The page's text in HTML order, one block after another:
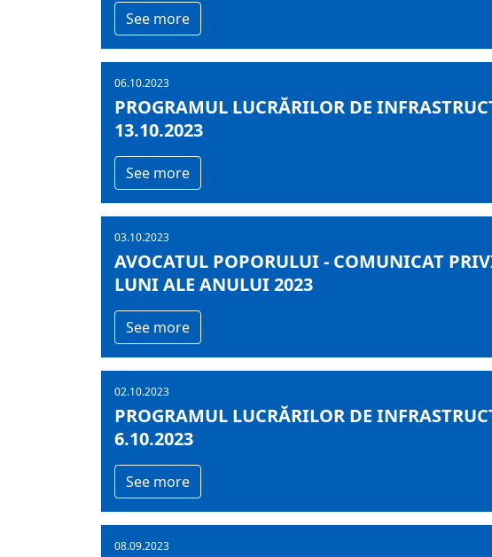
See more
06.10.2023
PROGRAMUL LUCRĂRILOR DE
13.10.2023
See more
03.10.2023
AVOCATUL POPORULUI - COMUNICAT
LUNI ALE ANULUI 2023
See more
02.10.2023
PROGRAMUL LUCRĂRILOR DE
6.10.2023
See more
08.09.2023